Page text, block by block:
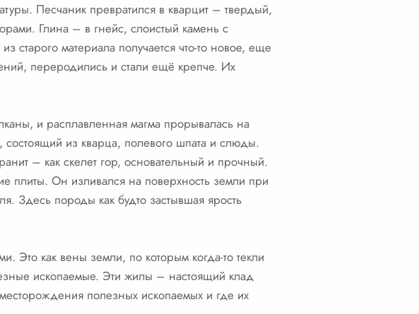
Песчаник превратился в кварцит – твердый,
Глина – в гнейс, слоистый камень с
старого материала получается что-то новое, еще
переродились и стали ещё крепче. Их
и расплавленная магма прорывалась на
состоящий из кварца, полевого шпата и слюды.
– как скелет гор, основательный и прочный.
плиты. Он изливался на поверхность земли при
Здесь породы как будто застывшая ярость
как вены земли, по которым когда-то текли
ископаемые. Эти жилы – настоящий клад
полезных ископаемых и где их